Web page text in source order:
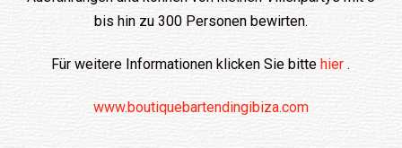
bis hin zu 300 Personen bewirten.
Für weitere Informationen klicken Sie bittehier .
www.boutiquebartendingibiza.com